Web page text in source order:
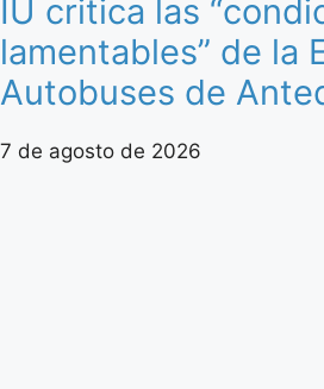
IU critica las
lamentables” de la
Autobuses de
7 de agosto de 2026